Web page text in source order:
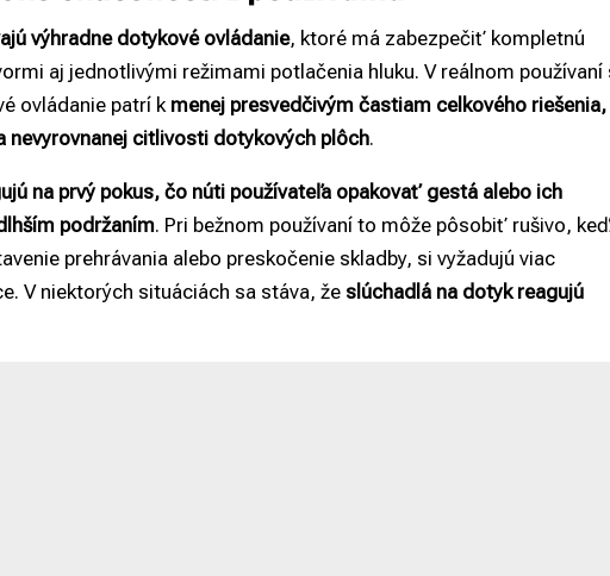
výhradne dotykové ovládanie, ktoré má zabezpečiť kompletnú
aj jednotlivými režimami potlačenia hluku. V reálnom používaní
ovládanie patrí k menej presvedčivým častiam celkového riešenia,
nevyrovnanej citlivosti dotykových plôch.
na prvý pokus, čo núti používateľa opakovať gestá alebo ich
podržaním. Pri bežnom používaní to môže pôsobiť rušivo,
prehrávania alebo preskočenie skladby, si vyžadujú viac
V niektorých situáciách sa stáva, že slúchadlá na dotyk reagujú